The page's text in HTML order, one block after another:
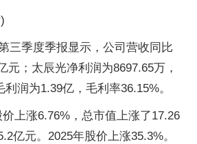
三季度季报显示，公司营收同比
元；太辰光净利润为8697.65万，
利润为1.39亿，毛利率36.15%。
上涨6.76%，总市值上涨了17.26
亿元。2025年股价上涨35.3%。